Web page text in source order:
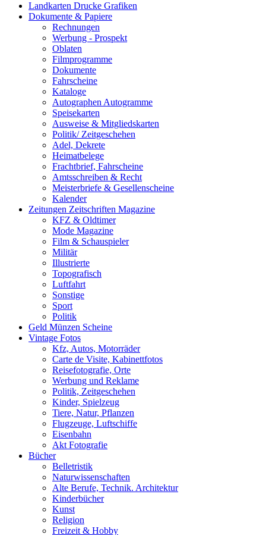
Landkarten Drucke Grafiken
Dokumente & Papiere
Rechnungen
Werbung - Prospekt
Oblaten
Filmprogramme
Dokumente
Fahrscheine
Kataloge
Autographen Autogramme
Speisekarten
Ausweise & Mitgliedskarten
Politik/ Zeitgeschehen
Adel, Dekrete
Heimatbelege
Frachtbrief, Fahrscheine
Amtsschreiben & Recht
Meisterbriefe & Gesellenscheine
Kalender
Zeitungen Zeitschriften Magazine
KFZ & Oldtimer
Mode Magazine
Film & Schauspieler
Militär
Illustrierte
Topografisch
Luftfahrt
Sonstige
Sport
Politik
Geld Münzen Scheine
Vintage Fotos
Kfz, Autos, Motorräder
Carte de Visite, Kabinettfotos
Reisefotografie, Orte
Werbung und Reklame
Politik, Zeitgeschehen
Kinder, Spielzeug
Tiere, Natur, Pflanzen
Flugzeuge, Luftschiffe
Eisenbahn
Akt Fotografie
Bücher
Belletristik
Naturwissenschaften
Alte Berufe, Technik. Architektur
Kinderbücher
Kunst
Religion
Freizeit & Hobby